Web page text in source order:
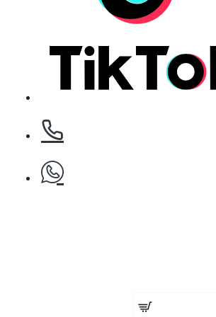
Етерично масло 10ml
За поръчка над € 40.00 (78.23 лв.)